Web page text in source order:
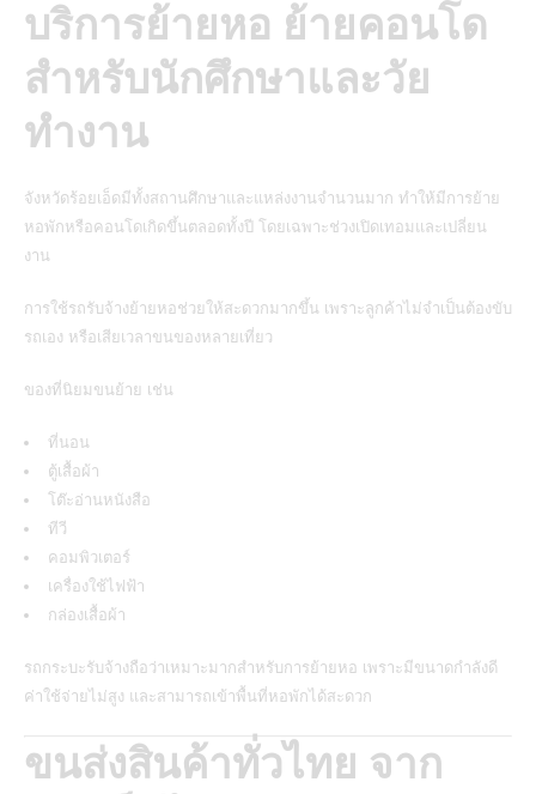
บริการย้ายหอ ย้ายคอนโด
สำหรับนักศึกษาและวัย
ทำงาน
จังหวัดร้อยเอ็ดมีทั้งสถานศึกษาและแหล่งงานจำนวนมาก ทำให้มีการย้าย
หอพักหรือคอนโดเกิดขึ้นตลอดทั้งปี โดยเฉพาะช่วงเปิดเทอมและเปลี่ยน
งาน
การใช้รถรับจ้างย้ายหอช่วยให้สะดวกมากขึ้น เพราะลูกค้าไม่จำเป็นต้องขับ
รถเอง หรือเสียเวลาขนของหลายเที่ยว
ของที่นิยมขนย้าย เช่น
ที่นอน
ตู้เสื้อผ้า
โต๊ะอ่านหนังสือ
ทีวี
คอมพิวเตอร์
เครื่องใช้ไฟฟ้า
กล่องเสื้อผ้า
รถกระบะรับจ้างถือว่าเหมาะมากสำหรับการย้ายหอ เพราะมีขนาดกำลังดี
ค่าใช้จ่ายไม่สูง และสามารถเข้าพื้นที่หอพักได้สะดวก
ขนส่งสินค้าทั่วไทย จาก